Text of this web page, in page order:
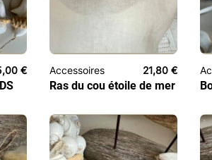
€ Accessoires 21,80€
Ras du cou étoile de mer